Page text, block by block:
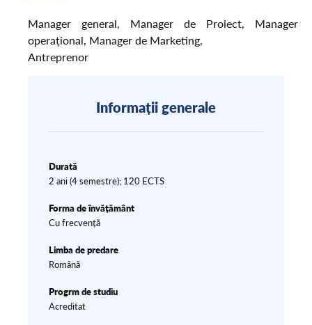
Manager general, Manager de Proiect, Manager
operațional, Manager de Marketing,
Antreprenor
Informații generale
Durată
2 ani (4 semestre); 120 ECTS
Forma de învățământ
Cu frecvență
Limba de predare
Română
Progrm de studiu
Acreditat